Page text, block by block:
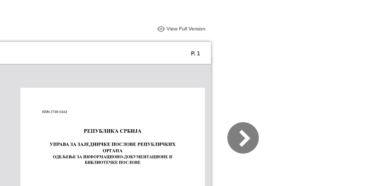
View Full Version
P. 1